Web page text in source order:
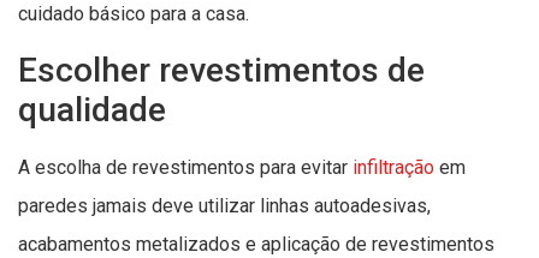
cuidado básico para a casa.
Escolher revestimentos de
qualidade
A escolha de revestimentos para evitar infiltração em
paredes jamais deve utilizar linhas autoadesivas,
acabamentos metalizados e aplicação de revestimentos